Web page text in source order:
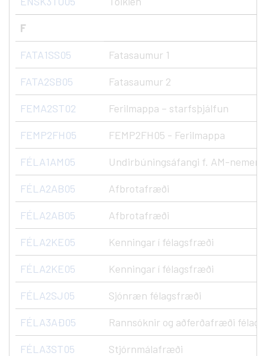
F
FATA1SS05 Fatasaumur 1
FATA2SB05 Fatasaumur 2
FEMA2ST02 Ferilmappa – starfsþjálfun
FEMP2FH05 FEMP2FH05 - Ferilmappa
FÉLA1AM05 Undirbúningsáfangi f. AM-
FÉLA2AB05 Afbrotafræði
FÉLA2AB05 Afbrotafræði
FÉLA2KE05 Kenningar í félagsfræði
FÉLA2KE05 Kenningar í félagsfræði
FÉLA2SJ05 Sjónræn félagsfræði
FÉLA3AÐ05 Rannsóknir og aðferðafræði
FÉLA3ST05 Stjórnmálafræði